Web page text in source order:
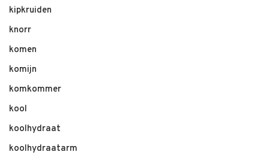
kipkruiden
knorr
komen
komijn
komkommer
kool
koolhydraat
koolhydraatarm